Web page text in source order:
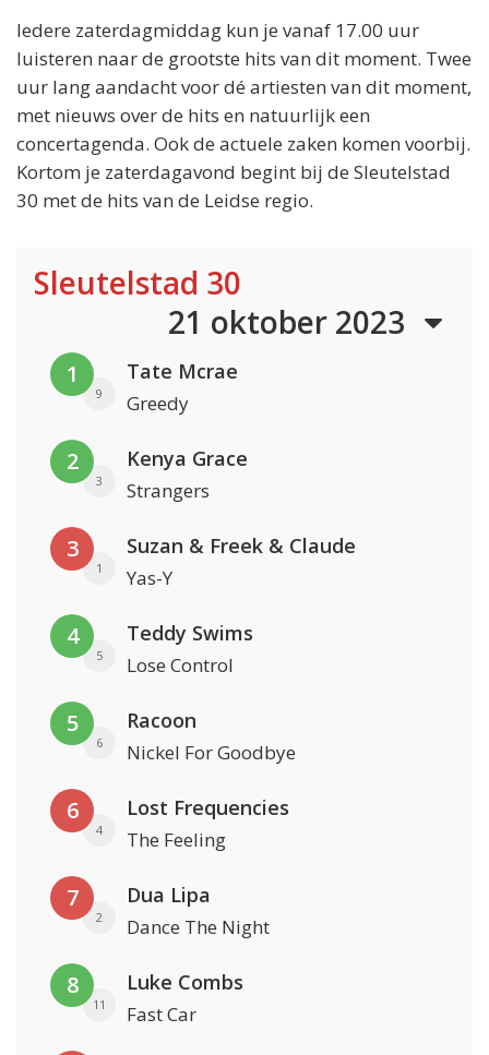
Iedere zaterdagmiddag kun je vanaf 17.00 uur
luisteren naar de grootste hits van dit moment. Twee
uur lang aandacht voor dé artiesten van dit moment,
met nieuws over de hits en natuurlijk een
concertagenda. Ook de actuele zaken komen voorbij.
Kortom je zaterdagavond begint bij de Sleutelstad
30 met de hits van de Leidse regio.
Sleutelstad 30
21 oktober 2023
1
9
Tate Mcrae
Greedy
2
3
Kenya Grace
Strangers
3
1
Suzan & Freek & Claude
Yas-Y
4
5
Teddy Swims
Lose Control
5
6
Racoon
Nickel For Goodbye
6
4
Lost Frequencies
The Feeling
7
2
Dua Lipa
Dance The Night
8
11
Luke Combs
Fast Car